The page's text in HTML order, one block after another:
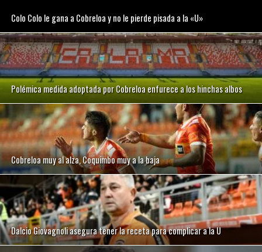
Colo Colo le gana a Cobreloa y no le pierde pisada a la «U»
Polémica medida adoptada por Cobreloa enfurece a los hinchas albos
Cobreloa muy al alza, Coquimbo muy a la baja
Dalcio Giovagnoli asegura tener la receta para complicar a la U